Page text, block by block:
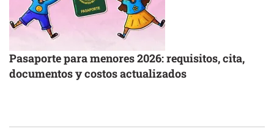
Pasaporte para menores 2026: requisitos, cita,
documentos y costos actualizados